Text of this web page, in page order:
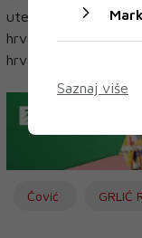
utemeljitelja
hrvatskoga filma u
hrvatski premijer
Čović GRLIĆ
Saznaj više